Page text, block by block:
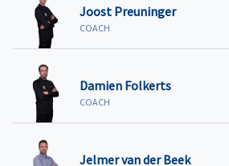
Joost Preuninger
COACH
Damien Folkerts
COACH
Jelmer van der Beek